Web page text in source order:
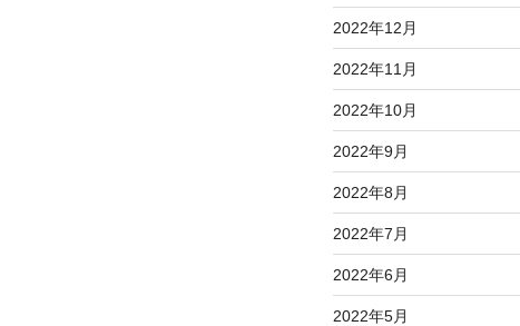
2022年12月
2022年11月
2022年10月
2022年9月
2022年8月
2022年7月
2022年6月
2022年5月